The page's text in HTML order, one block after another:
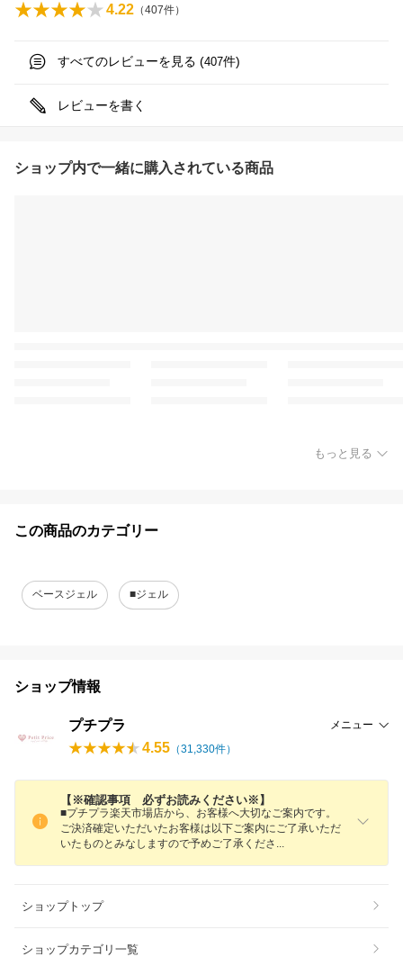
4.22 （407件）
すべてのレビューを見る (407件)
レビューを書く
ショップ内で一緒に購入されている商品
もっと見る
この商品のカテゴリー
ベースジェル ■ジェル
ショップ情報
プチプラ メニュー
4.55 （31,330件）
【※確認事項 必ずお読みください※】
■プチプラ楽天市場店から、お客様へ大切なご案内です。
ご決済確定いただいたお客様は以下ご案内にご了承いただ
いたものとみなしますので予めご了承くださ
ショップトップ
ショップカテゴリ一覧